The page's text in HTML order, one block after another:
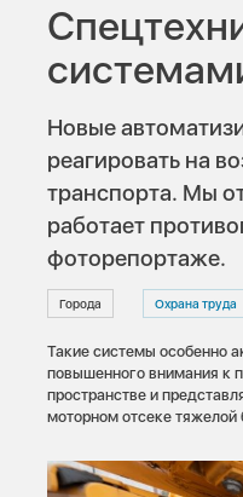
Новые
реагировать на
транспорта. Мы
работает
фоторепортаже.
Города Охрана труда
Такие системы особенно
повышенного внимания к
пространстве и
моторном отсеке тяжелой